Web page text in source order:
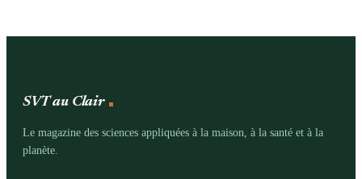
SVT au Clair
Le magazine des sciences appliquées à la maison, à la santé et à la
planète.